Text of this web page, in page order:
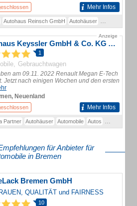
Mehr Infos
Autohaus Reinsch GmbH Autohäuser
Anzeige
Autohaus Keyssler GmbH & Co. KG Autohaus Renault und Dacia Partner
1
Gebrauchtwagen
am 09.11. 2022 Renault Megan E-Tech
Jetzt nach einigen Wochen und den ersten
Neuenland
Mehr Infos
Partner Autohäuser Automobile Autos
für Anbieter für
in Bremen
Bremen GmbH
QUALITÄT und FAIRNESS
10